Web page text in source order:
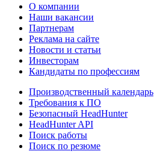
О компании
Наши вакансии
Партнерам
Реклама на сайте
Новости и статьи
Инвесторам
Кандидаты по профессиям
Производственный календарь
Требования к ПО
Безопасный HeadHunter
HeadHunter API
Поиск работы
Поиск по резюме